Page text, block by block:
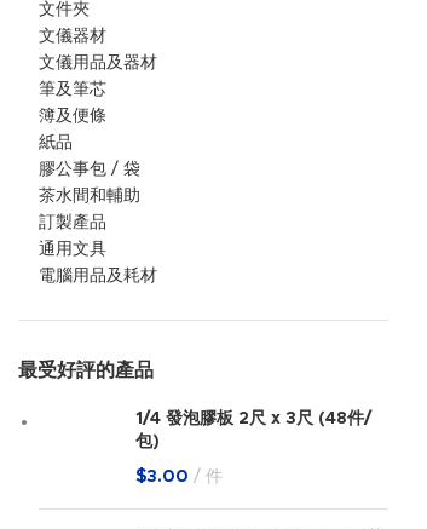
文件夾
文儀器材
文儀用品及器材
筆及筆芯
簿及便條
紙品
膠公事包 / 袋
茶水間和輔助
訂製產品
通用文具
電腦用品及耗材
最受好評的產品
1/4 發泡膠板 2尺 x 3尺 (48件/
包)
$3.00 件